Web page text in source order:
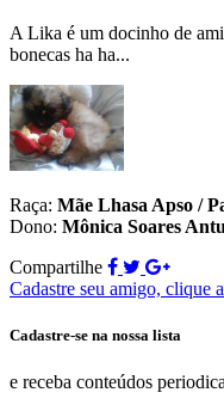
A Lika é um docinho de
bonecas ha ha...
Raça: Mãe Lhasa Apso /
Dono: Mônica Soares
Compartilhe
Cadastre seu amigo, clique
Cadastre-se na nossa lista
e receba conteúdos